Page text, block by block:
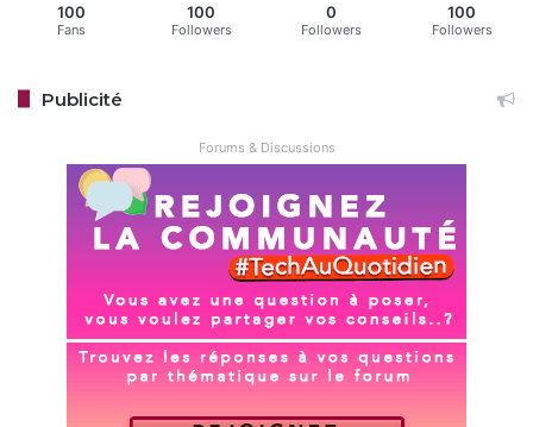
100
Fans
100
Followers
0
Followers
100
Followers
Publicité
Forums & Discussions